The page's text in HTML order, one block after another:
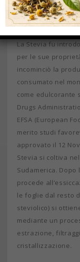
milioni di
utilizzato
La Stevia fu
per le sue
incominciò la
consumato nel
come edulcorante
Drugs
EFSA (European
merito studi
approvato il 12
Stevia si coltiva
Sudamerica.
procede
le foglie dal resto
steviolico) si
mediante un
estrazione,
cristallizzazione.